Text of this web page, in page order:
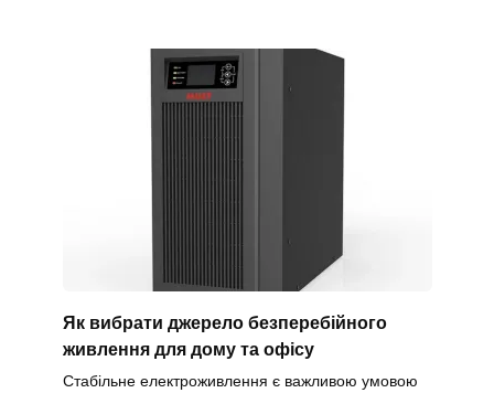
Як вибрати джерело безперебійного
живлення для дому та офісу
Стабільне електроживлення є важливою умовою